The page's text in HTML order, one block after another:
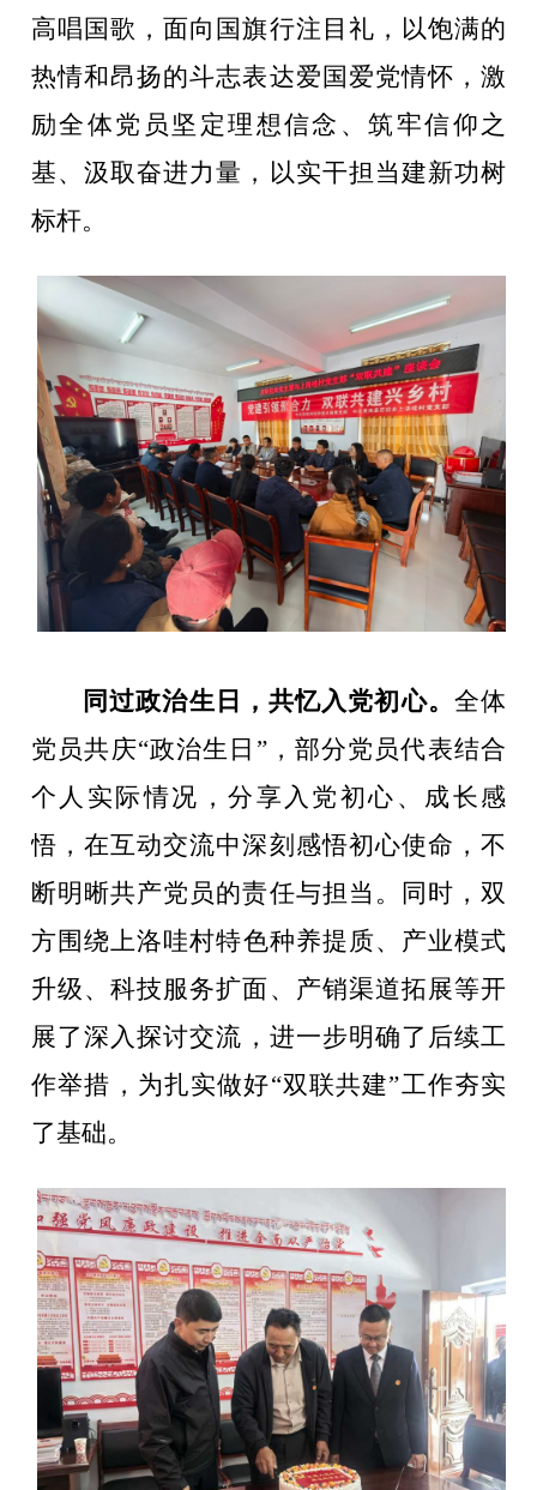
高唱国歌，面向国旗行注目礼，以饱满的
热情和昂扬的斗志表达爱国爱党情怀，激
励全体党员坚定理想信念、筑牢信仰之
基、汲取奋进力量，以实干担当建新功树
标杆。
同过政治生日，共忆入党初心。 全体
党员共庆“政治生日 ”， 部分党员代表结合
个人实际情况 ，分享入党初心、成长感
悟，在互动交流中深刻感悟初心使命，不
断明晰共产党员的责任与担当。
同时，双
方围绕上洛哇村特色种养提质、产业模式
升级、科技服务扩面、产销渠道拓展等开
展了深入探讨交流 ，进一步明确了 后续工
作举措 ，为扎实做好“双联共建”工作夯实
了基础。